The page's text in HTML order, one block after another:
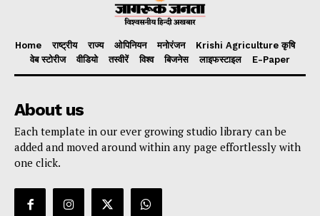
Home राष्ट्रीय राज्य ओपिनियन मनोरंजन
Krishi Agriculture कृषि
वेब स्टोरीज
वीडियो तस्वीरें विश्व बिजनेस लाइफस्टाइल E-Paper
About us
Each template in our ever growing studio library can be
added and moved around within any page effortlessly with
one click.